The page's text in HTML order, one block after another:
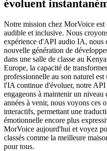
évoluent
Notre mission chez MorVoice
audible et inclusive. Nous
expérience d'API audio IA, nous
nouvelle génération de
dans une salle de classe au
Europe, la capacité de
professionnelle au son naturel
l'IA continue d'évoluer, notre API
engageons à maintenir un niveau
années à venir, nous voyons ces
interactifs, permettant une
émotionnelle encore plus
MorVoice aujourd'hui et voyez
classés comme la meilleure
pour tous.